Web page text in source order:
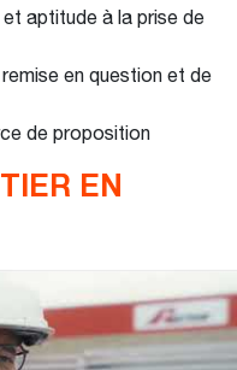
aptitude à la prise de
en question et de
de proposition
EN